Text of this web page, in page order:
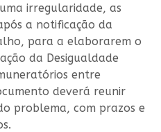
irregularidade, as
a notificação da
para a elaborarem o
da Desigualdade
entre
deverá reunir
problema, com prazos e